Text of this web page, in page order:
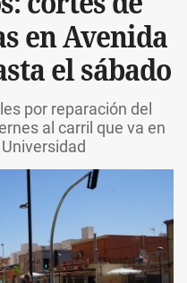
en Avenida
el sábado
por reparación del
al carril que va en